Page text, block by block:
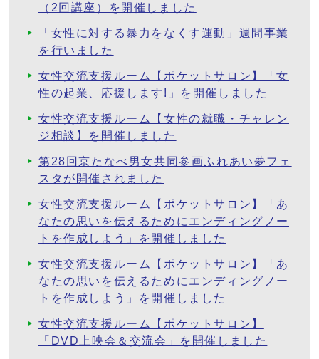
（2回講座）を開催しました
「女性に対する暴力をなくす運動」週間事業
を行いました
女性交流支援ルーム【ポケットサロン】「女
性の起業、応援します!」を開催しました
女性交流支援ルーム【女性の就職・チャレン
ジ相談】を開催しました
第28回京たなべ男女共同参画ふれあい夢フェ
スタが開催されました
女性交流支援ルーム【ポケットサロン】「あ
なたの思いを伝えるためにエンディングノー
トを作成しよう」を開催しました
女性交流支援ルーム【ポケットサロン】「あ
なたの思いを伝えるためにエンディングノー
トを作成しよう」を開催しました
女性交流支援ルーム【ポケットサロン】
「DVD上映会＆交流会」を開催しました